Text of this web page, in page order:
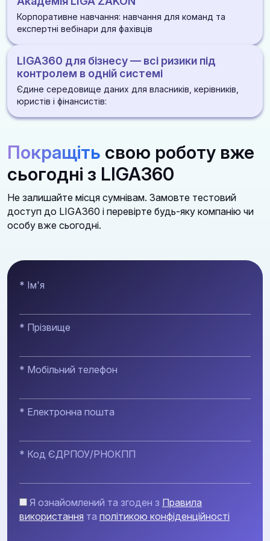
розпорядження
ДІЗНАТИСЯ БІЛЬШЕ
ДІЗНАТИСЯ БІЛЬШЕ
ДІЗНАТИСЯ БІЛЬШЕ
ДІЗНАТИСЯ БІЛЬШЕ
розірвань
Алерти по статусах і змінах під час процедури
Оцінка стійкості постачальника: фінанси, суди,
репутація
ДІЗНАТИСЯ БІЛЬШЕ
Корпоративне навчання: навчання для команд та
експертні вебінари для фахівців
ДІЗНАТИСЯ БІЛЬШЕ
LIGA360 для бізнесу — всі ризики під
контролем в одній системі
Єдине середовище даних для власників, керівників,
юристів і фінансистів:
Законодавство, перевірки, суди, контрагенти та
Алгоритми дій і автоматичні аналітичні звіти
Зручні доступи для роботи всієї команди із
можливістю створення індивідуальних
моніторингів та добірок
Покращіть свою роботу вже
сьогодні з LIGA360
Не залишайте місця сумнівам. Замовте тестовий
доступ до LIGA360 і перевірте будь-яку компанію чи
особу вже сьогодні.
* Ім'я
* Прізвище
* Мобільний телефон
* Електронна пошта
* Код ЄДРПОУ/РНОКПП
Я ознайомлений та згоден з Правила
використання та політикою конфіденційності